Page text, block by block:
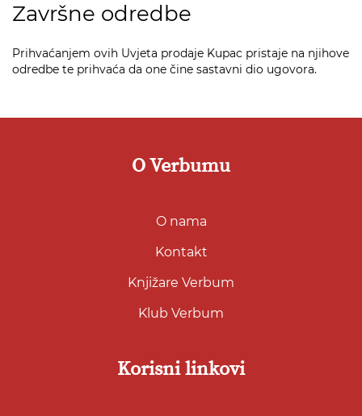
Završne odredbe
Prihvaćanjem ovih Uvjeta prodaje Kupac pristaje na njihove
odredbe te prihvaća da one čine sastavni dio ugovora.
O Verbumu
O nama
Kontakt
Knjižare Verbum
Klub Verbum
Korisni linkovi